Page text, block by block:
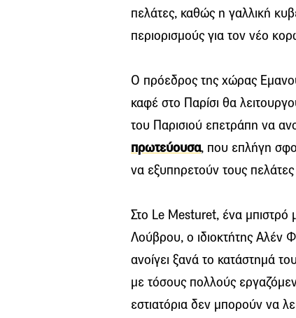
πελάτες, καθώς η γαλλική
περιορισμούς για τον νέο
Ο πρόεδρος της χώρας
καφέ στο Παρίσι θα
του Παρισιού επετράπη να
πρωτεύουσα, που επλήγη
να εξυπηρετούν τους
Στο Le Mesturet, ένα μπιστρό
Λούβρου, ο ιδιοκτήτης Αλέν
ανοίγει ξανά το κατάστημά
με τόσους πολλούς
εστιατόρια δεν μπορούν να